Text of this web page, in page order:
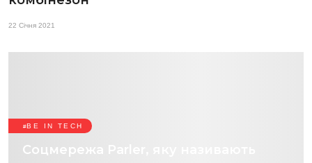
22 Січня 2021
BE IN TECH
Соцмережа Parler, яку називають